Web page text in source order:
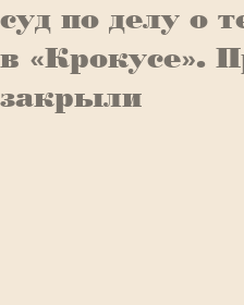
суд по делу о
в «Крокусе».
закрыли